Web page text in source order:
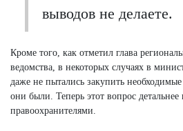
выводов не делаете.
Кроме того, как отметил глава
ведомства, в некоторых случаях в
даже не пытались закупить
они были. Теперь этот вопрос детальнее
правоохранителями.